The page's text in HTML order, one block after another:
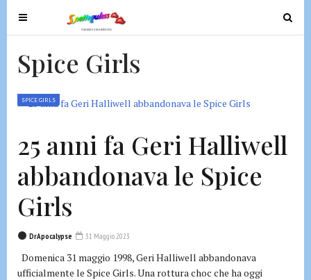
T
o
g
e
v
g
a
t
i
T
o
a
Spice Girls
SPICE GIRLS
25 anni fa Geri Halliwell
abbandonava le Spice
Girls
DrApocalypse 31 Maggio 2023
Domenica 31 maggio 1998, Geri Halliwell abbandonava
ufficialmente le Spice Girls. Una rottura choc che ha oggi